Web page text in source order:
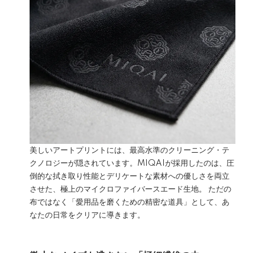
美しいアートプリントには、最高水準のクリーニング・テ
クノロジーが隠されています。MIQAIが採用したのは、圧
倒的な拭き取り性能とデリケートな素材への優しさを両立
させた、極上のマイクロファイバースエード生地。 ただの
布ではなく「愛用品を磨くための精密な道具」として、あ
なたの日常をクリアに導きます。